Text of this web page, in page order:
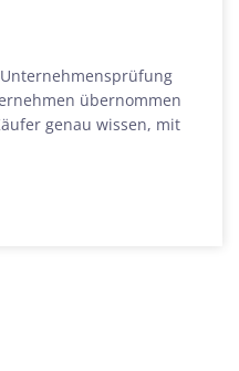
übernommen
genau wissen, mit